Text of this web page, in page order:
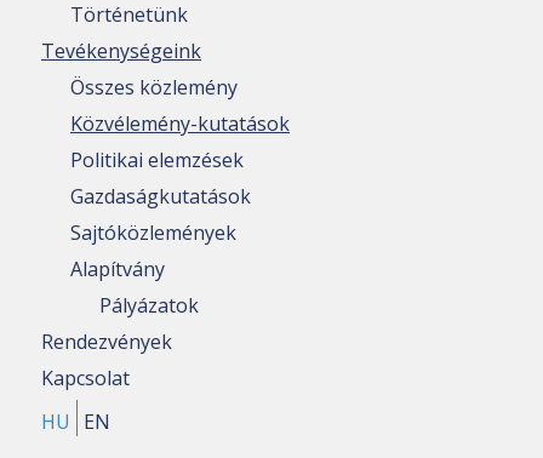
Történetünk
Tevékenységeink
Összes közlemény
Közvélemény-kutatások
Politikai elemzések
Gazdaságkutatások
Sajtóközlemények
Alapítvány
Pályázatok
Rendezvények
Kapcsolat
HU
EN